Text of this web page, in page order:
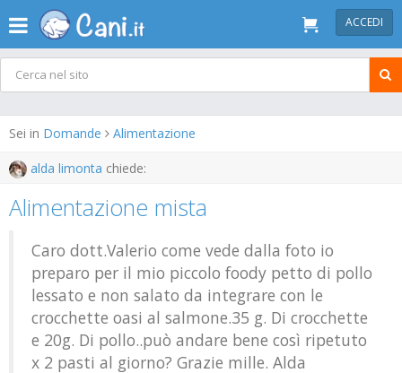
ACCEDI
Sei in Domande Alimentazione
alda limonta chiede:
Alimentazione mista
Caro dott.Valerio come vede dalla foto io
preparo per il mio piccolo foody petto di pollo
lessato e non salato da integrare con le
crocchette oasi al salmone.35 g. Di crocchette
e 20g. Di pollo..può andare bene così ripetuto
x 2 pasti al giorno? Grazie mille. Alda